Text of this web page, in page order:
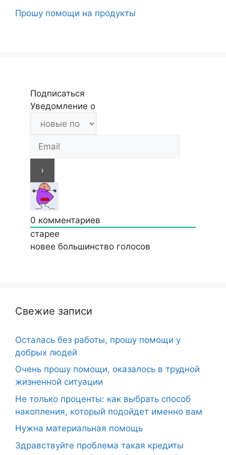
Прошу помощи на продукты
Подписаться
Уведомление о
0 комментариев
старее
новее большинство голосов
Свежие записи
Осталась без работы, прошу помощи у
добрых людей
Очень прошу помощи, оказалось в трудной
жизненной ситуации
Не только проценты: как выбрать способ
накопления, который подойдет именно вам
Нужна материальная помощь
Здравствуйте проблема такая кредиты